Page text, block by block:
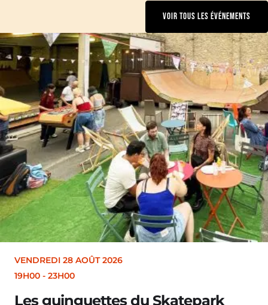
VOIR TOUS LES ÉVÉNEMENTS
VENDREDI 28 AOÛT 2026
19H00 - 23H00
Les guinguettes du Skatepark